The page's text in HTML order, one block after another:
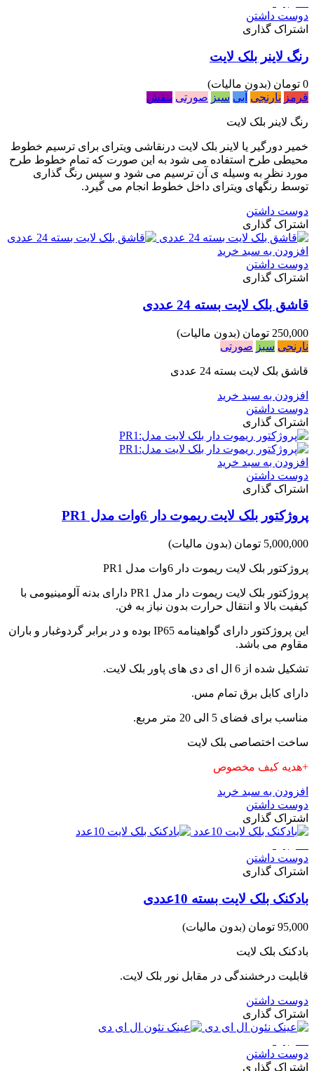
دوست داشتن
اشتراک گذاری
رنگ لاینر بلک لایت
0 تومان
(بدون مالیات)
قرمز نارنجی آبی سبز صورتی بنفش
رنگ لاینر بلک لایت
خمیر دورگیر یا لاینر بلک لایت درنقاشی ویترای برای ترسیم خطوط
محیطی طرح استفاده می شود به این صورت که تمام خطوط طرح
مورد نظر به وسیله ی آن ترسیم می شود و سپس رنگ گذاری
توسط رنگهای ویترای داخل خطوط انجام می گیرد.
دوست داشتن
اشتراک گذاری
افزودن به سبد خرید
دوست داشتن
اشتراک گذاری
قاشق بلک لایت بسته 24 عددی
250,000 تومان
(بدون مالیات)
نارنجی سبز صورتی
قاشق بلک لایت بسته 24 عددی
افزودن به سبد خرید
دوست داشتن
اشتراک گذاری
افزودن به سبد خرید
دوست داشتن
اشتراک گذاری
پروژکتور بلک لایت ریموت دار 6وات مدل PR1
5,000,000 تومان (بدون مالیات)
پروژکتور بلک لایت ریموت دار 6وات مدل PR1
پروژکتور بلک لایت ریموت دار مدل PR1 دارای بدنه آلومینیومی با
کیفیت بالا و انتقال حرارت بدون نیاز به فن.
این پروژکتور دارای گواهینامه IP65 بوده و در برابر گردوغبار و باران
مقاوم می باشد.
تشکیل شده از 6 ال ای دی های پاور بلک لایت.
دارای کابل برق تمام مس.
مناسب برای فضای 5 الی 20 متر مربع.
ساخت اختصاصی بلک لایت
+هدیه کیف مخصوص
افزودن به سبد خرید
دوست داشتن
اشتراک گذاری
دوست داشتن
اشتراک گذاری
بادکنک بلک لایت بسته 10عددی
95,000 تومان (بدون مالیات)
بادکنک بلک لایت
قابلیت درخشندگی در مقابل نور بلک لایت.
دوست داشتن
اشتراک گذاری
دوست داشتن
اشتراک گذاری